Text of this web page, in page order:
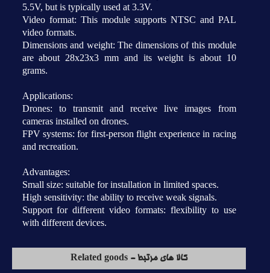
5.5V, but is typically used at 3.3V.
Video format: This module supports NTSC and PAL
video formats.
Dimensions and weight: The dimensions of this module
are about 28x23x3 mm and its weight is about 10
grams.
Applications:
Drones: to transmit and receive live images from
cameras installed on drones.
FPV systems: for first-person flight experience in racing
and recreation.
Advantages:
Small size: suitable for installation in limited spaces.
High sensitivity: the ability to receive weak signals.
Support for different video formats: flexibility to use
with different devices.
کالا های مرتبط - Related goods